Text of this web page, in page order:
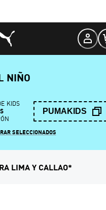
NIÑO
KIDS
PUMAKIDS
SELECCIONADOS
LIMA Y CALLAO*